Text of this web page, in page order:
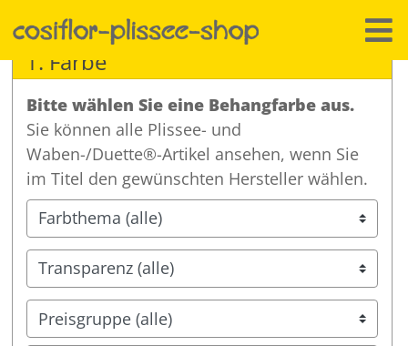
1. Farbe
Bitte wählen Sie eine Behangfarbe aus.
Sie können alle Plissee- und
Waben-/Duette®-Artikel ansehen, wenn Sie
im Titel den gewünschten Hersteller wählen.
Farbthema (alle)
Transparenz (alle)